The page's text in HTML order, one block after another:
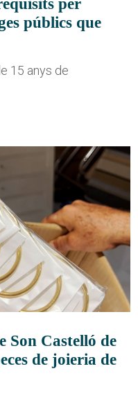
públics que
15 anys de
Son Castelló de
de joieria de